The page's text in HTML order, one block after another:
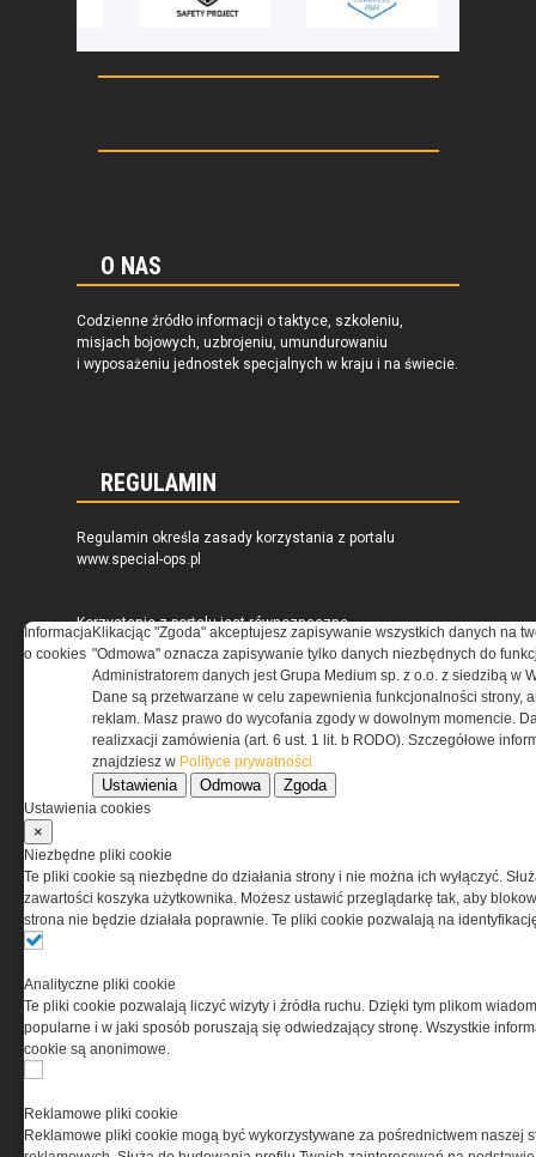
O NAS
Codzienne źródło informacji o taktyce, szkoleniu,
misjach bojowych, uzbrojeniu, umundurowaniu
i wyposażeniu jednostek specjalnych w kraju i na świecie.
REGULAMIN
Regulamin określa zasady korzystania z portalu
www.special-ops.pl
Korzystanie z portalu jest równoznaczne
z zaakceptowaniem warunków ustanowionych
przez Grupa MEDIUM Spółka z ograniczoną
odpowiedzialnością Spółka komandytowa, nr KRS:
0000537655, NIP 1132860378, REGON 146393437
(zwana dalej Grupa MEDIUM) w postaci Regulaminu.
Przeczytaj regulamin
PRYWATNOŚĆ
informacji na Twoim komputerze. Pliki cookies stosujemy
w celu świadczenia usług na najwyższym poziomie,
w tym w sposób dostosowany do indywidualnych potrzeb.
Korzystanie z witryny bez zmiany ustawień dotyczących
dokonać zmiany ustawień przeglądarki dotyczących
cookies. Nim Państwo zaczną korzystać z naszego
Informacja
o cookies
Klikacjąc "Zgoda" akceptujesz zapisywanie wszystkich danych na
"Odmowa" oznacza zapisywanie tylko danych niezbędnych do
Administratorem danych jest Grupa Medium sp. z o.o. z siedzibą w
Dane są przetwarzane w celu zapewnienia funkcjonalności strony,
reklam. Masz prawo do wycofania zgody w dowolnym momencie.
realizxacji zamówienia (art. 6 ust. 1 lit. b RODO). Szczegółowe
znajdziesz w Polityce prywatności
Ustawienia Odmowa Zgoda
Ustawienia cookies
×
Niezbędne pliki cookie
Te pliki cookie są niezbędne do działania strony i nie można ich wyłączyć.
zawartości koszyka użytkownika. Możesz ustawić przeglądarkę tak, aby
strona nie będzie działała poprawnie. Te pliki cookie pozwalają na
Analityczne pliki cookie
Te pliki cookie pozwalają liczyć wizyty i źródła ruchu. Dzięki tym plikom
popularne i w jaki sposób poruszają się odwiedzający stronę. Wszystkie
cookie są anonimowe.
Reklamowe pliki cookie
Reklamowe pliki cookie mogą być wykorzystywane za pośrednictwem naszej